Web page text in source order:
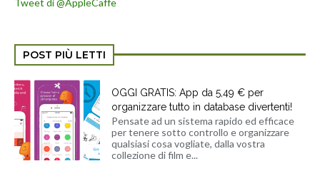
POST PIÙ LETTI
OGGI GRATIS: App da 5,49 € per
organizzare tutto in database divertenti!
Pensate ad un sistema rapido ed efficace
per tenere sotto controllo e organizzare
qualsiasi cosa vogliate, dalla vostra
collezione di film e...